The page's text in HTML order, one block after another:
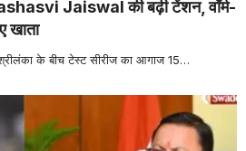
Jaiswal की बढ़ी टेंशन, वॉर्म-
खाता
के बीच टेस्ट सीरीज का आगाज 15…